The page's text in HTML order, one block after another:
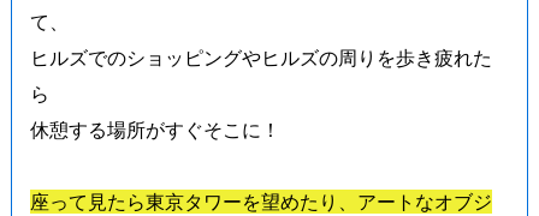
て、
ヒルズでのショッピングやヒルズの周りを歩き疲れた
ら
休憩する場所がすぐそこに！
座って見たら東京タワーを望めたり、アートなオブジ